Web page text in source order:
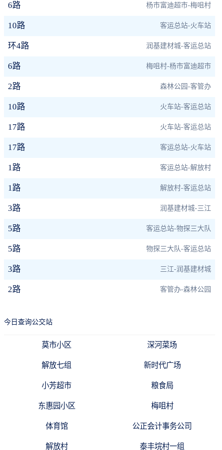
6路 杨市富迪超市-梅咀村
10路 客运总站-火车站
环4路 润基建材城-客运总站
6路 梅咀村-杨市富迪超市
2路 森林公园-客管办
10路 火车站-客运总站
17路 火车站-客运总站
17路 客运总站-火车站
1路 客运总站-解放村
1路 解放村-客运总站
3路 润基建材城-三江
5路 客运总站-物探三大队
5路 物探三大队-客运总站
3路 三江-润基建材城
2路 客管办-森林公园
今日查询公交站
莫市小区 深河菜场
解放七组 新时代广场
小芳超市 粮食局
东惠园小区 梅咀村
体育馆 公正会计事务公司
解放村 泰丰垸村一组